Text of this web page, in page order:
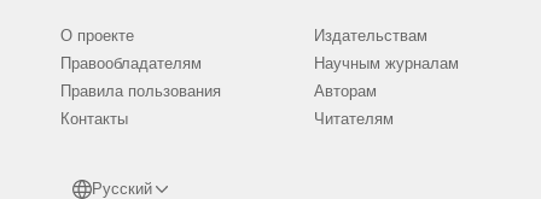
О проекте
Правообладателям
Правила пользования
Контакты
Русский
Издательствам
Научным журналам
Авторам
Читателям